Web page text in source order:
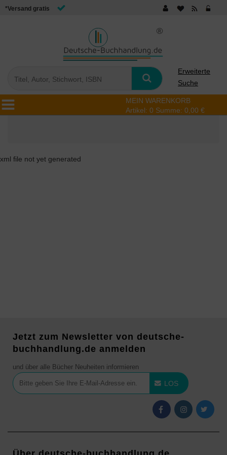
*Versand gratis
Erweiterte
Suche
MEIN WARENKORB
Artikel: 0 Summe: 0,00 €
xml file not yet generated
Jetzt zum Newsletter von deutsche-
buchhandlung.de anmelden
und über alle Bücher Neuheiten informieren
LOS